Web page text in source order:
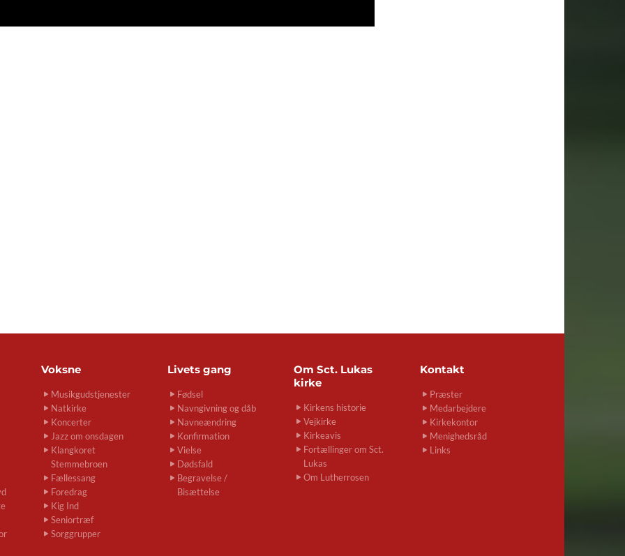
Voksne
Musikgudstjenester
Natkirke
Koncerter
Jazz om onsdagen
Klangkoret
Stemmebroen
Fællessang
Foredrag
Kig Ind
Seniortræf
Sorggrupper
Livets gang
Fødsel
Navngivning og dåb
Navneændring
Konfirmation
Vielse
Dødsfald
Begravelse /
Bisættelse
Om Sct. Lukas
kirke
Kirkens historie
Vejkirke
Kirkeavis
Fortællinger om Sct.
Lukas
Om Lutherrosen
Kontakt
Præster
Medarbejdere
Kirkekontor
Menighedsråd
Links